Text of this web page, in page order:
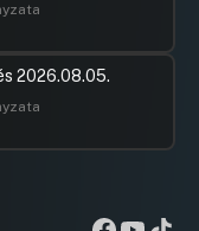
2026.08.05.